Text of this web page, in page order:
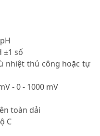
±1 số
nhiệt thủ công hoặc tự
- 0 - 1000 mV
toàn dải
C